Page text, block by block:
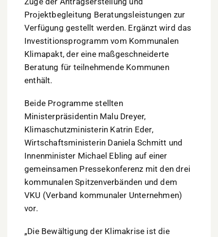
Projektbegleitung Beratungsleistungen zur
Verfügung gestellt werden. Ergänzt wird das
Investitionsprogramm vom Kommunalen
Klimapakt, der eine maßgeschneiderte
Beratung für teilnehmende Kommunen
enthält.
Beide Programme stellten
Ministerpräsidentin Malu Dreyer,
Klimaschutzministerin Katrin Eder,
Wirtschaftsministerin Daniela Schmitt und
Innenminister Michael Ebling auf einer
gemeinsamen Pressekonferenz mit den drei
kommunalen Spitzenverbänden und dem
VKU (Verband kommunaler Unternehmen)
vor.
„Die Bewältigung der Klimakrise ist die